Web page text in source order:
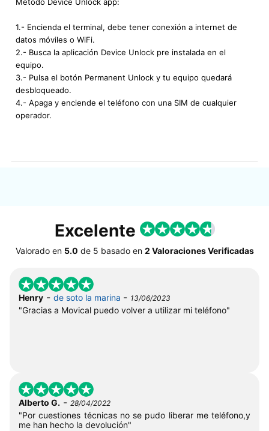
1.- Encienda el terminal, debe tener conexión a internet de
datos móviles o WiFi.
2.- Busca la aplicación Device Unlock pre instalada en el
equipo.
3.- Pulsa el botón Permanent Unlock y tu equipo quedará
desbloqueado.
4.- Apaga y enciende el teléfono con una SIM de cualquier
operador.
Excelente
Valorado en 5.0 de 5 basado en 2 Valoraciones Verificadas
Henry - de soto la marina - 13/06/2023
"Gracias a Movical puedo volver a utilizar mi teléfono"
Alberto G. - 28/04/2022
"Por cuestiones técnicas no se pudo liberar me teléfono,y
me han hecho la devolución"